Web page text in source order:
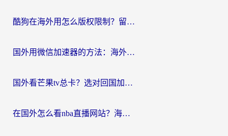
酷狗在海外用怎么版权限制？留学生亲测：3步解决听国内音乐难题
国外用微信加速器的方法：海外党无缝连接国内生活的实用指南
国外看芒果tv总卡？选对回国加速器，轻松追《浪姐》不费劲
在国外怎么看nba直播网站？海外党专属体育观赛指南，告别地区限制！